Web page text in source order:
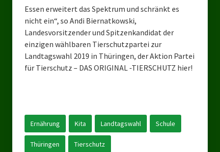
Landesverband Schleswig-Holstein
Landesverband Mecklenburg-Vorpommern
Landesverband Hamburg
Landesverband Berlin
Ratsgruppe Freie Wähler Tierschutz PARTEI Düsseldorf
Essen erweitert das Spektrum und schränkt es
nicht ein“, so Andi Biernatkowski,
Landesvorsitzender und Spitzenkandidat der
einzigen wählbaren Tierschutzpartei zur
Landtagswahl 2019 in Thüringen, der Aktion Partei
für Tierschutz – DAS ORIGINAL -TIERSCHUTZ hier!
Ernährung Kita Landtagswahl Schule
Thüringen Tierschutz